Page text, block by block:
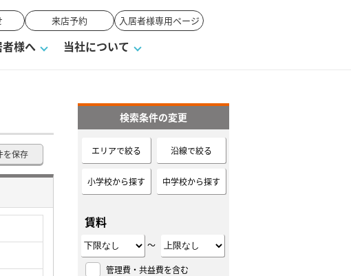
来店予約 入居者様専用ページ
に入り一覧 物件閲覧履歴
用語集
ス
マンションVS戸建て 賃貸vs持ち家
いて
流れ 高く売るポイント
者様へ 当社について
お問い合わせ 来店予約
を保存
検索条件の変更
エリアで絞る 沿線で絞る
小学校から探す 中学校から探す
賃料
～
管理費・共益費を含む